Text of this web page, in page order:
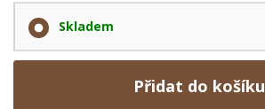
Skladem
Přidat do košíku